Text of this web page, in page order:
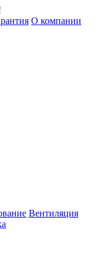
О компании
Вентиляция